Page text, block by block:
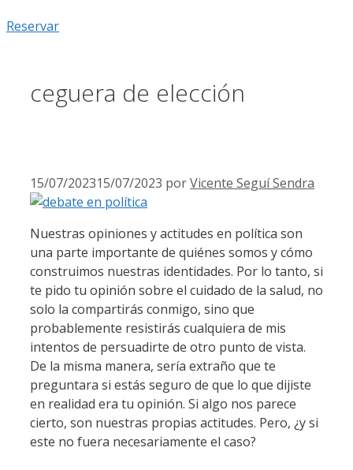
Reservar
ceguera de elección
15/07/202315/07/2023 porVicente Seguí Sendra
Nuestras opiniones y actitudes en política son
una parte importante de quiénes somos y cómo
construimos nuestras identidades. Por lo tanto, si
te pido tu opinión sobre el cuidado de la salud, no
solo la compartirás conmigo, sino que
probablemente resistirás cualquiera de mis
intentos de persuadirte de otro punto de vista.
De la misma manera, sería extraño que te
preguntara si estás seguro de que lo que dijiste
en realidad era tu opinión. Si algo nos parece
cierto, son nuestras propias actitudes. Pero, ¿y si
este no fuera necesariamente el caso?